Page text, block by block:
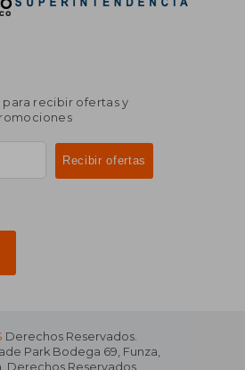
recibir ofertas y
Derechos Reservados.
Park Bodega 69, Funza,
. Derechos Reservados.